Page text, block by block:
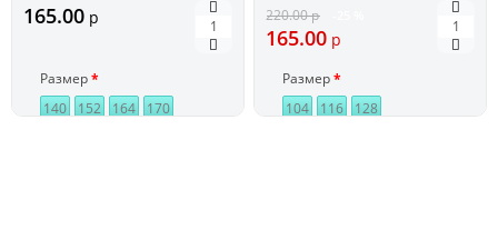
165.00 р
Размер
140
152 164 170
220.00р
165.00 р
Размер
104
116 128